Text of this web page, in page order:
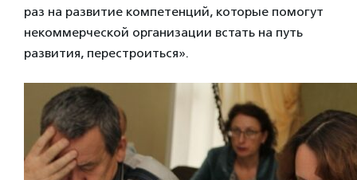
раз на развитие компетенций, которые помогут
некоммерческой организации встать на путь
развития, перестроиться».